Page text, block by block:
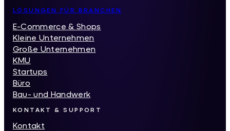
LÖSUNGEN FÜR BRANCHEN
E-Commerce & Shops
Kleine Unternehmen
Große Unternehmen
KMU
Startups
Büro
Bau- und Handwerk
KONTAKT & SUPPORT
Kontakt